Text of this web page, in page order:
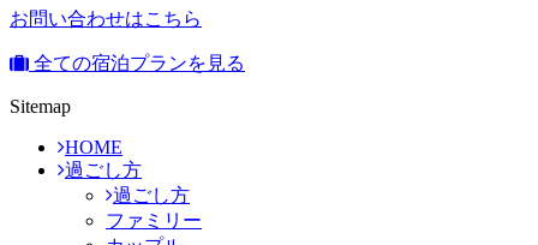
お問い合わせはこちら
全ての宿泊プランを見る
Sitemap
HOME
過ごし方
過ごし方
ファミリー